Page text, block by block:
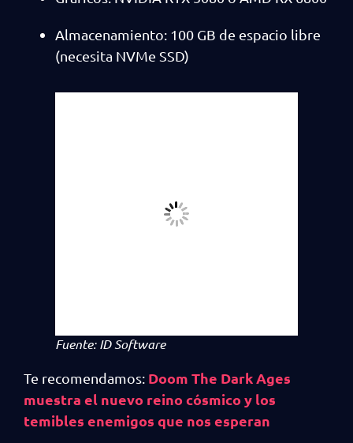
Almacenamiento: 100 GB de espacio libre
(necesita NVMe SSD)
Fuente: ID Software
Te recomendamos: Doom The Dark Ages
muestra el nuevo reino cósmico y los
temibles enemigos que nos esperan